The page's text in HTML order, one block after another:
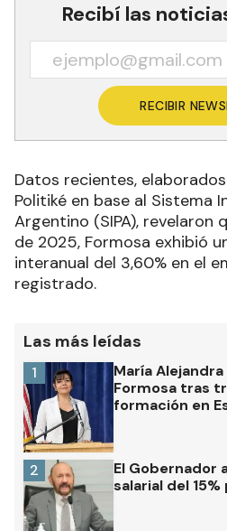
Recibí las
RECIBIR
Datos recientes,
Politiké en base al Sistema
Argentino (SIPA), revelaron
de 2025, Formosa exhibió
interanual del 3,60% en el
registrado.
Las más leídas
María
Formosa tras
formación en
1
El Gobernador
salarial del
2